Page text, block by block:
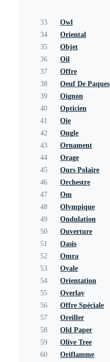
33
Owl
34
Oriental
35
Objet
36
Oil
37
Offre
38
Oeuf De Paques
39
Oignon
40
Opticien
41
Oie
42
Ongle
43
Ornament
44
Orage
45
Ours Polaire
46
Orchestre
47
Om
48
Olympique
49
Ondulation
50
Ouverture
51
Oasis
52
Omra
53
Ovale
54
Orientation
55
Overlay
56
Offre Spéciale
57
Oreiller
58
Old Paper
59
Olive Tree
60
Oriflamme